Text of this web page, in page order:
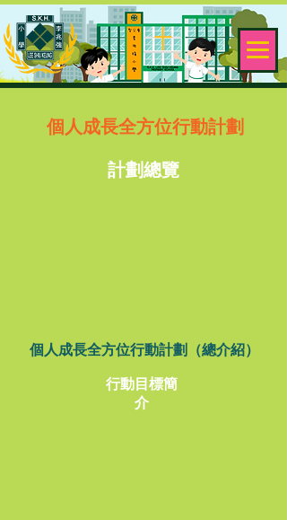
個人成長全方位行動計劃
計劃總覽
個人成長全方位行動計劃（總介紹）
行動目標簡
介